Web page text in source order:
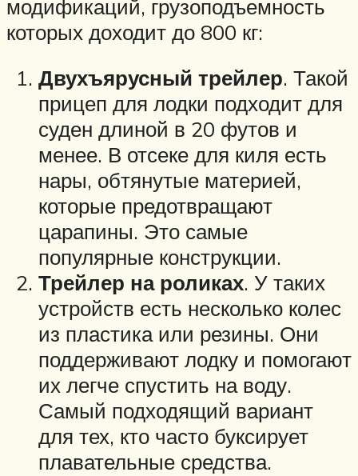
модификаций, грузоподъемность
которых доходит до 800 кг:
Двухъярусный трейлер. Такой
прицеп для лодки подходит для
суден длиной в 20 футов и
менее. В отсеке для киля есть
нары, обтянутые материей,
которые предотвращают
царапины. Это самые
популярные конструкции.
Трейлер на роликах. У таких
устройств есть несколько колес
из пластика или резины. Они
поддерживают лодку и помогают
их легче спустить на воду.
Самый подходящий вариант
для тех, кто часто буксирует
плавательные средства.